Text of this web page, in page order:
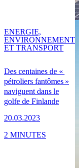
Des centaines de «
pétroliers fantômes »
naviguent dans le
golfe de Finlande
20.03.2023
ENERGIE,
ENVIRONNEMENT
ET TRANSPORT
2 MINUTES